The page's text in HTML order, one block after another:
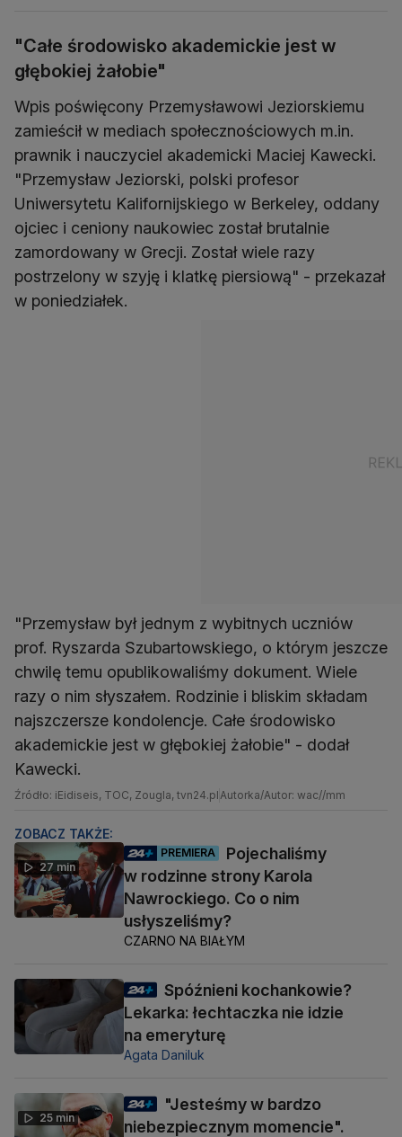
"Całe środowisko akademickie jest w
głębokiej żałobie"
Wpis poświęcony Przemysławowi Jeziorskiemu
zamieścił w mediach społecznościowych m.in.
prawnik i nauczyciel akademicki Maciej Kawecki.
"Przemysław Jeziorski, polski profesor
Uniwersytetu Kalifornijskiego w Berkeley, oddany
ojciec i ceniony naukowiec został brutalnie
zamordowany w Grecji. Został wiele razy
postrzelony w szyję i klatkę piersiową" - przekazał
w poniedziałek.
"Przemysław był jednym z wybitnych uczniów
prof. Ryszarda Szubartowskiego, o którym jeszcze
chwilę temu opublikowaliśmy dokument. Wiele
razy o nim słyszałem. Rodzinie i bliskim składam
najszczersze kondolencje. Całe środowisko
akademickie jest w głębokiej żałobie" - dodał
Kawecki.
Źródło: iEidiseis, TOC, Zougla, tvn24.pl Autorka/Autor: wac//mm
ZOBACZ TAKŻE:
27 min
PREMIERA
Pojechaliśmy
w rodzinne strony Karola
Nawrockiego. Co o nim
usłyszeliśmy?
CZARNO NA BIAŁYM
Spóźnieni kochankowie?
Lekarka: łechtaczka nie idzie
na emeryturę
Agata Daniluk
25 min
"Jesteśmy w bardzo
niebezpiecznym momencie".